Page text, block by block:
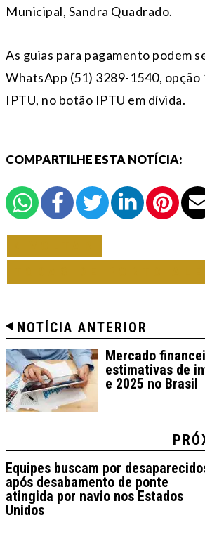
Municipal, Sandra Quadrado.
As guias para pagamento podem
WhatsApp (51) 3289-1540, opção
IPTU, no botão IPTU em dívida.
COMPARTILHE ESTA NOTÍCIA:
NOTÍCIA ANTERIOR
Mercado
estimativas de
e 2025 no Brasil
Equipes buscam por
após desabamento de ponte
atingida por navio nos Estados
Unidos